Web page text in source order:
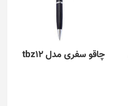
چاقو سفری مدل tbz12